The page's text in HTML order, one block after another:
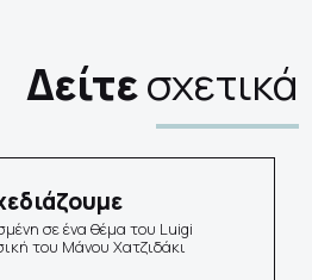
Δείτεσχετικά
σε ένα θέμα του Luigi
του Μάνου Χατζιδάκι